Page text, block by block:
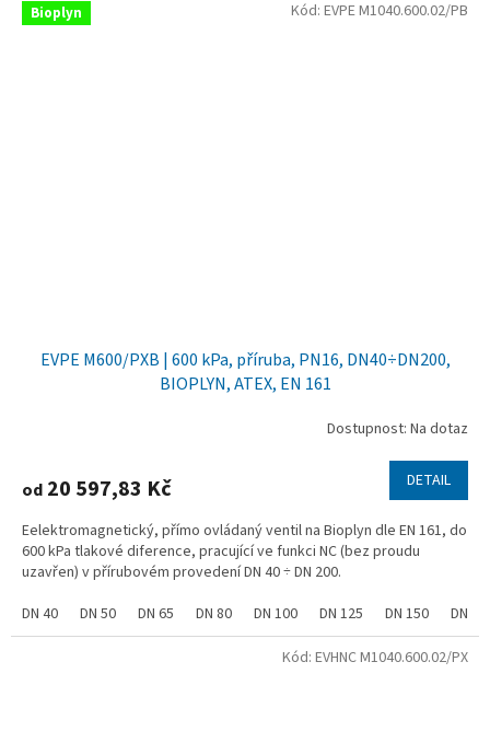
Bioplyn
EVPE M600/PXB | 600 kPa, příruba, PN16, DN40÷DN200,
BIOPLYN, ATEX, EN 161
Dostupnost: Na dotaz
od 20 597,83 Kč DETAIL
Eelektromagnetický, přímo ovládaný ventil na Bioplyn dle EN 161, do
600 kPa tlakové diference, pracující ve funkci NC (bez proudu
uzavřen) v přírubovém provedení DN 40 ÷ DN 200.
DN 40
DN 50 DN 65 DN 80 DN 100 DN 125 DN 150 DN
Kód: EVPE M1040.600.02/PB
Kód: EVHNC M1040.600.02/PX